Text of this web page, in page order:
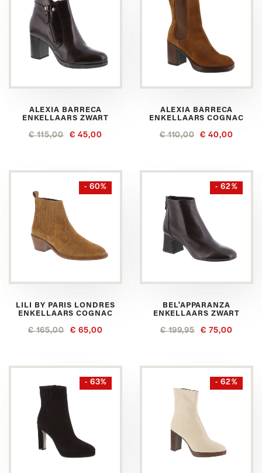
ALEXIA BARRECA
ENKELLAARS ZWART
€ 115,00 € 45,00
ALEXIA BARRECA
ENKELLAARS COGNAC
€ 110,00 € 40,00
- 60%
LILI BY PARIS LONDRES
ENKELLAARS COGNAC
€ 165,00 € 65,00
- 62%
BEL'APPARANZA
ENKELLAARS ZWART
€ 199,95 € 75,00
- 63% - 62%